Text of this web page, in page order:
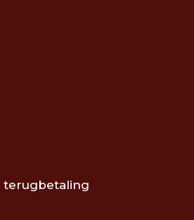
terugbetaling